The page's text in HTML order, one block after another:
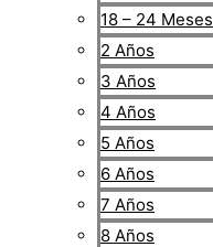
18 – 24 Meses
2 Años
3 Años
4 Años
5 Años
6 Años
7 Años
8 Años